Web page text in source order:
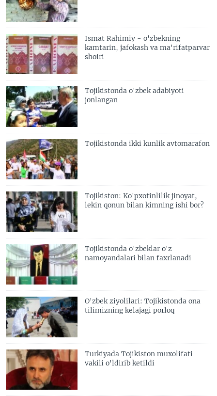
Ismat Rahimiy - o'zbekning
kamtarin, jafokash va ma'rifatparvar
shoiri
Tojikistonda o'zbek adabiyoti
jonlangan
Tojikistonda ikki kunlik avtomarafon
Tojikiston: Ko'pxotinlilik jinoyat,
lekin qonun bilan kimning ishi bor?
Tojikistonda o'zbeklar o'z
namoyandalari bilan faxrlanadi
O'zbek ziyolilari: Tojikistonda ona
tilimizning kelajagi porloq
Turkiyada Tojikiston muxolifati
vakili o'ldirib ketildi